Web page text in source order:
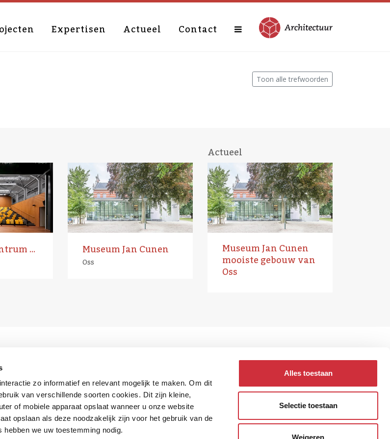
zo informatief en relevant mogelijk te maken. Om dit
van verschillende soorten cookies. Dit zijn kleine,
of mobiele apparaat opslaat wanneer u onze website
opslaan als deze noodzakelijk zijn voor het gebruik van de
we uw toestemming nodig.
Alles toestaan
Selectie toestaan
Weigeren
Expertisen Actueel Contact
Toon alle trefwoorden
Cultureel Centrum Nesterlé Museum Jan Cunen
Oss
Actueel
Museum Jan Cunen
mooiste gebouw van
Oss